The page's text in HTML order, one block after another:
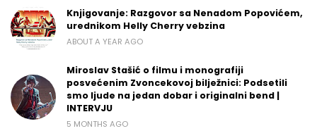
Knjigovanje: Razgovor sa Nenadom Popovićem,
urednikom Helly Cherry vebzina
ABOUT A YEAR AGO
Miroslav Stašić o filmu i monografiji
posvećenim Zvoncekovoj bilježnici: Podsetili
smo ljude na jedan dobar i originalni bend |
INTERVJU
5 MONTHS AGO